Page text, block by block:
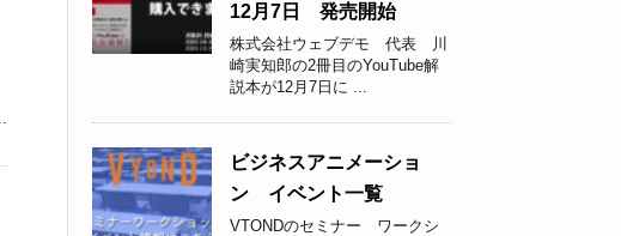
12月7日 発売開始
株式会社ウェブデモ 代表 川
崎実知郎の2冊目のYouTube解
説本が12月7日に ...
ビジネスアニメーショ
ン イベント一覧
VTONDのセミナー ワークシ